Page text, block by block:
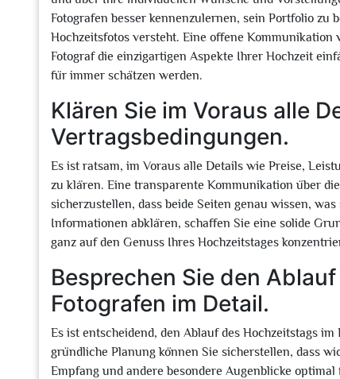
Fotografen besser kennenzulernen, sein Portfolio zu
Hochzeitsfotos versteht. Eine offene
Fotograf die einzigartigen Aspekte Ihrer Hochzeit
für immer schätzen werden.
Klären Sie im Voraus alle
Vertragsbedingungen.
Es ist ratsam, im Voraus alle Details wie Preise,
zu klären. Eine transparente Kommunikation über
sicherzustellen, dass beide Seiten genau wissen,
Informationen abklären, schaffen Sie eine solide
ganz auf den Genuss Ihres Hochzeitstages
Besprechen Sie den
Fotografen im Detail.
Es ist entscheidend, den Ablauf des Hochzeitstags
gründliche Planung können Sie sicherstellen, dass
Empfang und andere besondere Augenblicke